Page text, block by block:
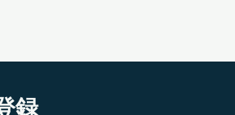
録